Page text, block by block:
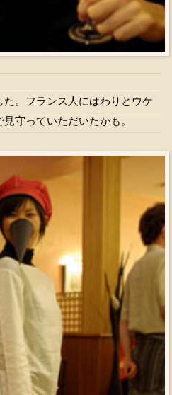
。フランス人にはわりとウケ
守っていただいたかも。